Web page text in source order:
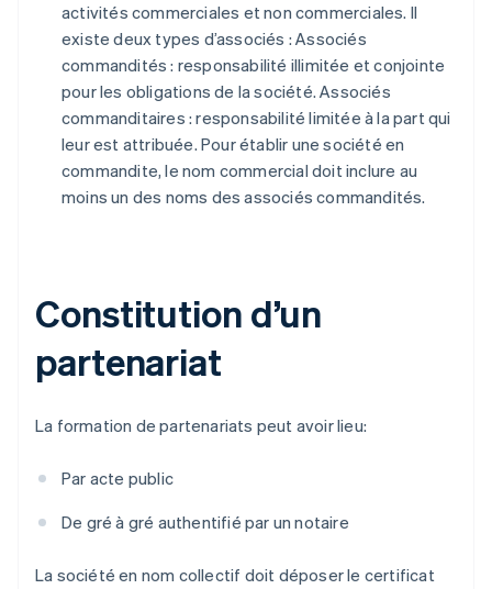
activités commerciales et non commerciales. Il
existe deux types d’associés : Associés
commandités : responsabilité illimitée et conjointe
pour les obligations de la société. Associés
commanditaires : responsabilité limitée à la part qui
leur est attribuée. Pour établir une société en
commandite, le nom commercial doit inclure au
moins un des noms des associés commandités.
Constitution d’un
partenariat
La formation de partenariats peut avoir lieu:
Par acte public
De gré à gré authentifié par un notaire
La société en nom collectif doit déposer le certificat